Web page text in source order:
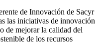
de Innovación de Sacyr
las iniciativas de innovación
de mejorar la calidad del
de los recursos